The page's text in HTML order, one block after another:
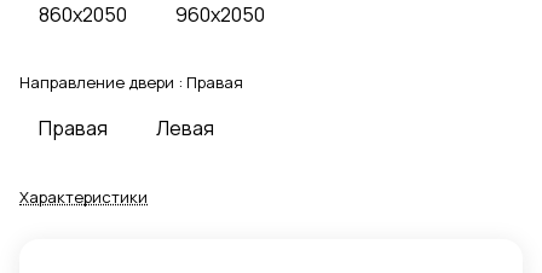
860x2050 960x2050
Направление двери : Правая
Правая Левая
Характеристики